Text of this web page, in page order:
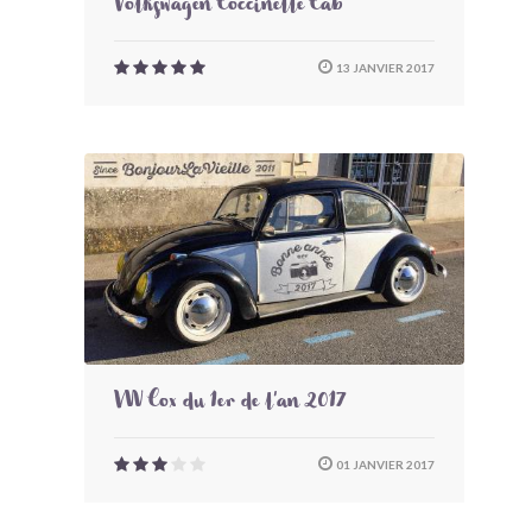
Volkswagen Coccinelle Cab
13 JANVIER 2017
VW Cox du 1er de l'an 2017
01 JANVIER 2017